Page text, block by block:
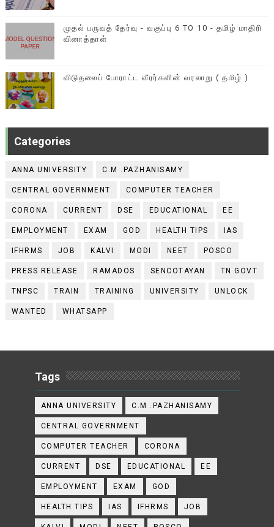
முதல் பருவத் தேர்வு - வகுப்பு 6 TO 10 - தமிழ் மாதிரி
வினாத்தாள்
விடுதலைப் போராட்ட வீரர்களின் வரலாறு ( தமிழ் )
Categories
ANNA UNIVERSITY C.M .PAZHANISAMY
CENTRAL GOVERNMENT COMPUTER TEACHER
CORONA CURRENT DSE EDUCATIONAL EE
EMPLOYMENT EXAM GOD HEALTH TIPS IAS
IFHRMS JOB KALVI MODI NEET POSCO
PRESS RELEASE RAMADOS SENCOTAYAN TN GOVT
TNPSC TRAIN TRAINING UNIVERSITY UNLOCK
WANTED WHATSAPP
Tags
ANNA UNIVERSITY C.M .PAZHANISAMY
CENTRAL GOVERNMENT
COMPUTER TEACHER CORONA
CURRENT DSE EDUCATIONAL EE
EMPLOYMENT EXAM GOD
HEALTH TIPS IAS IFHRMS JOB